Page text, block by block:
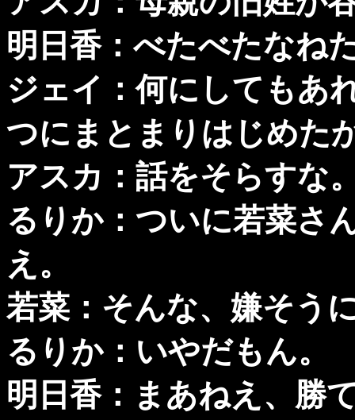
明日香：べたべたなね
ジェイ：何にしてもあ
つにまとまりはじめた
アスカ：話をそらすな
るりか：ついに若菜さ
え。
若菜：そんな、嫌そう
るりか：いやだもん。
明日香：まあねえ、勝